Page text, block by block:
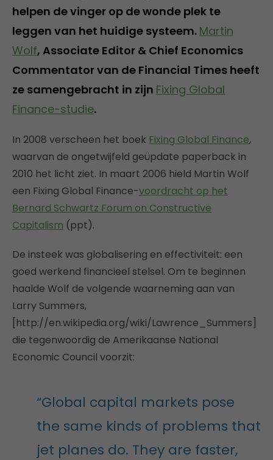
helpen de vinger op de wonde plek te
leggen van het huidige systeem. Martin
Wolf, Associate Editor & Chief Economics
Commentator van de Financial Times heeft
ze samengebracht in zijn Fixing Global
Finance-studie.
In 2008 verscheen het boek Fixing Global Finance,
waarvan de ongetwijfeld geüpdate paperback in
2010 het licht ziet. In maart 2006 hield Martin Wolf
een Fixing Global Finance-voordracht op het
Bernard Schwartz Forum on Constructive
Capitalism (ppt).
De insteek was globalisering en effectiviteit: een
goed werkend financieel stelsel. Om te beginnen
haalde Wolf de volgende waarneming aan van
Larry Summers,
[http://en.wikipedia.org/wiki/Lawrence_Summers]
die tegenwoordig de Amerikaanse National
Economic Council voorzit:
“Global capital markets pose
the same kinds of problems that
jet planes do. They are faster,